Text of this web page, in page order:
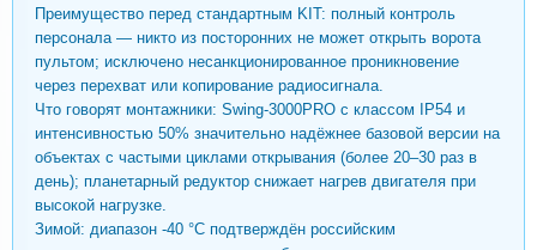
Преимущество перед стандартным KIT: полный контроль
персонала — никто из посторонних не может открыть ворота
пультом; исключено несанкционированное проникновение
через перехват или копирование радиосигнала.
Что говорят монтажники: Swing-3000PRO с классом IP54 и
интенсивностью 50% значительно надёжнее базовой версии на
объектах с частыми циклами открывания (более 20–30 раз в
день); планетарный редуктор снижает нагрев двигателя при
высокой нагрузке.
Зимой: диапазон -40 °C подтверждён российским